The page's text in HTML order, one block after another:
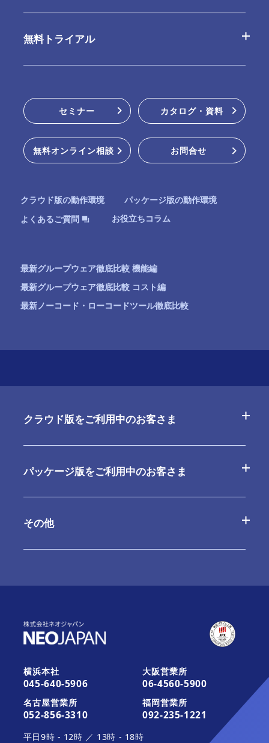
連携ツール
販売パートナー
無料トライアル
セミナー カタログ・資料
無料オンライン相談 お問合せ
クラウド版の動作環境
パッケージ版の動作環境
よくあるご質問
お役立ちコラム
最新グループウェア徹底比較 機能編
最新グループウェア徹底比較 コスト編
最新ノーコード・ローコードツール徹底比較
クラウド版をご利用中のお客さま
よくあるご質問
ご利用内容の変更
活用ガイド・その他のサポート
パッケージ版をご利用中のお客さま
よくあるご質問
お知らせ
活用ガイド・その他のサポート
その他
契約約款一覧
横浜本社
045-640-5906
大阪営業所
06-4560-5900
名古屋営業所
052-856-3310
福岡営業所
092-235-1221
平日9時 - 12時 ／ 13時 - 18時